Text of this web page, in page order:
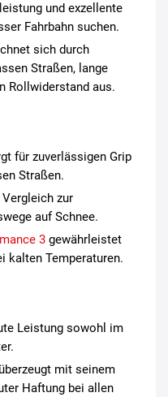
und exzellente
Fahrbahn suchen.
sich durch
Straßen, lange
Rollwiderstand aus.
für zuverlässigen Grip
Straßen.
zur
auf Schnee.
3 gewährleistet
kalten Temperaturen.
Leistung sowohl im
überzeugt mit seinem
Haftung bei allen